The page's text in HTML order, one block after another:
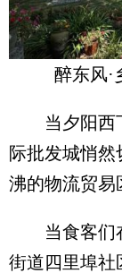
醉东风·
当夕阳西下
际批发城悄
沸的物流贸易
当食客们在
街道四里埠社